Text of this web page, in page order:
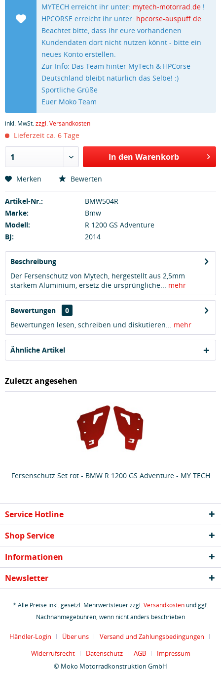
MYTECH erreicht ihr unter: mytech-motorrad.de !
HPCORSE erreicht ihr unter: hpcorse-auspuff.de
Beachtet bitte, dass ihr eure vorhandenen
Kundendaten dort nicht nutzen könnt - bitte ein
neues Konto erstellen.
Zur Info: Das Team hinter MyTech & HPCorse
Deutschland bleibt natürlich das Selbe! :)
Sportliche Grüße
Euer Moko Team
inkl. MwSt.zzgl. Versandkosten
Lieferzeit ca. 6 Tage
1 In den Warenkorb
Merken Bewerten
Artikel-Nr.:
BMW504R
Marke:
Bmw
Modell:
R 1200 GS Adventure
BJ:
2014
Beschreibung
Der Fersenschutz von Mytech, hergestellt aus 2,5mm
starkem Aluminium, ersetz die ursprüngliche... mehr
Bewertungen
0
Bewertungen lesen, schreiben und diskutieren... mehr
Ähnliche Artikel
Zuletzt angesehen
Fersenschutz Set rot - BMW R 1200 GS Adventure - MY TECH
Service Hotline
Shop Service
Informationen
Newsletter
* Alle Preise inkl. gesetzl. Mehrwertsteuer zzgl.Versandkosten und ggf.
Nachnahmegebühren, wenn nicht anders beschrieben
Händler-Login Über uns
Versand und Zahlungsbedingungen
Widerrufsrecht
Datenschutz AGB
Impressum
© Moko Motorradkonstruktion GmbH